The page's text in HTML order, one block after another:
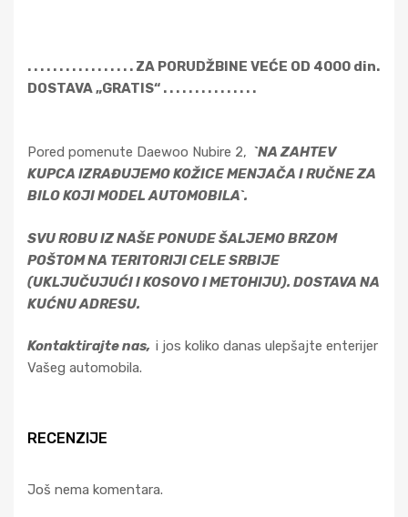
. . . . . . . . . . . . . . . . . ZA PORUDŽBINE VEĆE OD 4000 din.
DOSTAVA „GRATIS“ . . . . . . . . . . . . . . .
Pored pomenute Daewoo Nubire 2, `NA ZAHTEV
KUPCA IZRAĐUJEMO KOŽICE MENJAČA I RUČNE ZA
BILO KOJI MODEL AUTOMOBILA`.
SVU ROBU IZ NAŠE PONUDE ŠALJEMO BRZOM
POŠTOM NA TERITORIJI CELE SRBIJE
(UKLJUČUJUĆI I KOSOVO I METOHIJU). DOSTAVA NA
KUĆNU ADRESU.
Kontaktirajte nas, i jos koliko danas ulepšajte enterijer
Vašeg automobila.
RECENZIJE
Još nema komentara.